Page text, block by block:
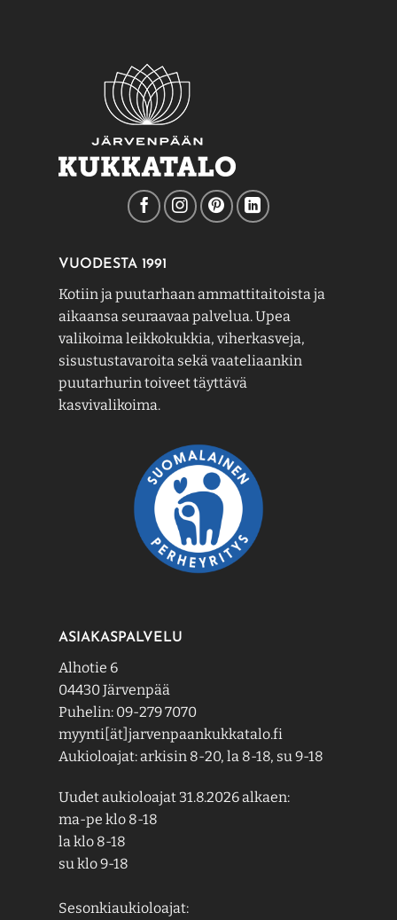
valinnat
tuotteen
sivulla.
VUODESTA 1991
Kotiin ja puutarhaan ammattitaitoista ja
aikaansa seuraavaa palvelua. Upea
valikoima leikkokukkia, viherkasveja,
sisustustavaroita sekä vaateliaankin
puutarhurin toiveet täyttävä
kasvivalikoima.
ASIAKASPALVELU
Alhotie 6
04430 Järvenpää
Puhelin: 09-279 7070
myynti[ät]jarvenpaankukkatalo.fi
Aukioloajat: arkisin 8-20, la 8-18, su 9-18
Uudet aukioloajat 31.8.2026 alkaen:
ma-pe klo 8-18
la klo 8-18
su klo 9-18
Sesonkiaukioloajat: